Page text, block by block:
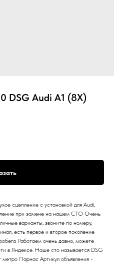
DSG Audi A1 (8X)
сцепление с установкой для Audi,
при замене на нашем СТО Очень
варианты, звоните по номеру,
есть первое и второе поколение
Работаем очень давно, можете
в Яндексе. Наше сто называется DSG
Парнас Артикул объявления -